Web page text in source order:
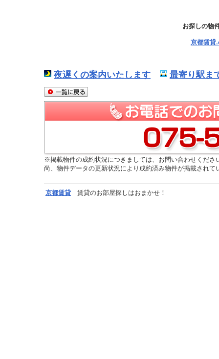
お探しの物
京都賃貸
夜遅くの案内いたします 最寄り駅ま
※掲載物件の成約状況につきましては、お問い合わせくださ
尚、物件データの更新状況により成約済み物件が掲載され
京都賃貸 賃貸のお部屋探しはおまかせ！